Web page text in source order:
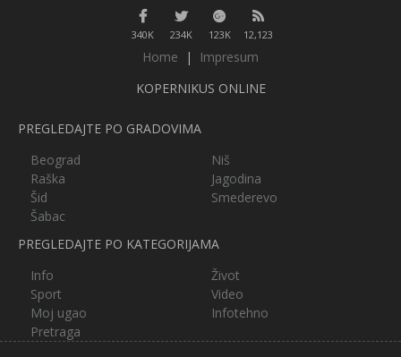
340K 234K 123K 12,123
Home |
Impresum
KOPERNIKUS ONLINE
PREGLEDAJTE PO GRADOVIMA
Beograd
Niš
Raška
Jagodina
Šid
Smederevo
Šabac
PREGLEDAJTE PO KATEGORIJAMA
Info
Život
Sport
Video
Moj ugao
Infotehno
Pretraga